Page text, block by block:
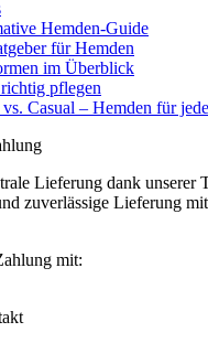
Hemden-Guide
für Hemden
im Überblick
pflegen
vs. Casual – Hemden für
Lieferung dank unserer
zuverlässige Lieferung
mit: